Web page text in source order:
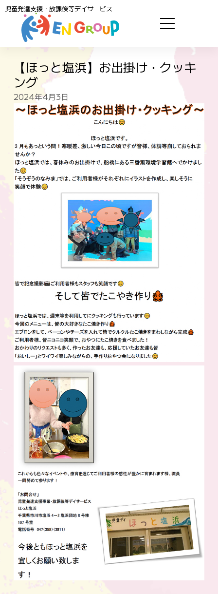
児童発達支援・放課後等デイサービス
【ほっと塩浜】お出掛け・クッキ
ング
2024年4月3日